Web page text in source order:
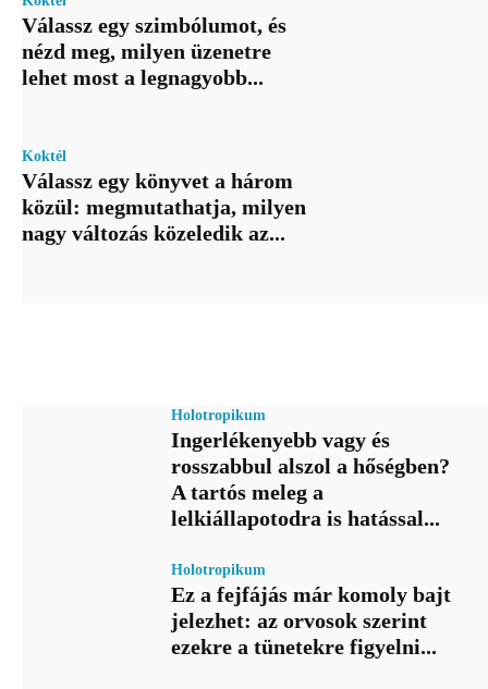
Válassz egy szimbólumot, és
nézd meg, milyen üzenetre
lehet most a legnagyobb...
Koktél
Válassz egy könyvet a három
közül: megmutathatja, milyen
nagy változás közeledik az...
Holotropikum
Ingerlékenyebb vagy és
rosszabbul alszol a hőségben?
A tartós meleg a
lelkiállapotodra is hatással...
Holotropikum
Ez a fejfájás már komoly bajt
jelezhet: az orvosok szerint
ezekre a tünetekre figyelni...